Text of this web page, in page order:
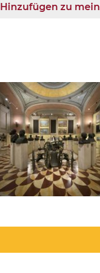
Hinzufügen zu